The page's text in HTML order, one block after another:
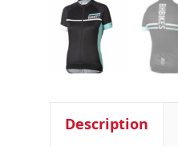
Description